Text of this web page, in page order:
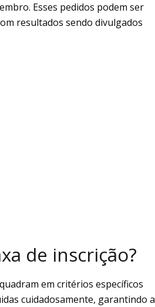
Esses pedidos podem ser
resultados sendo divulgados
de inscrição?
em critérios específicos
cuidadosamente, garantindo a